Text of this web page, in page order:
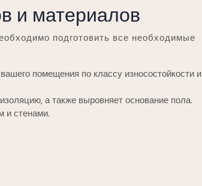
и материалов
подготовить все необходимые
помещения по классу износостойкости и
а также выровняет основание пола.
и стенами.